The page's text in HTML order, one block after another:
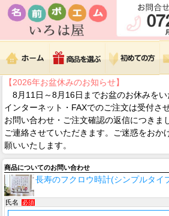
【2026年お盆休みのお知らせ】
8月11日～8月16日までお盆のお休みをい
インターネット・FAXでのご注文は受付さ
お問い合わせ・ご注文確認の返信につきま
ご連絡させていただきます。ご迷惑をおか
願いいたします。
商品についてのお問い合わせ
長寿のフクロウ時計(シンプルタイ
氏名 必須